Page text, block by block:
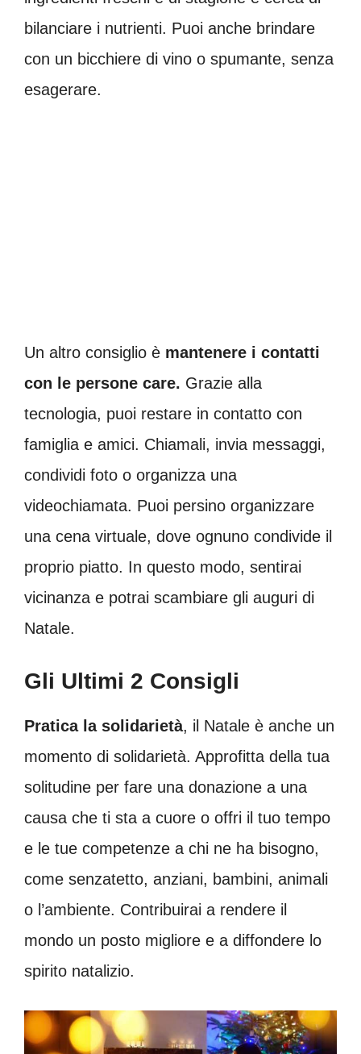
bilanciare i nutrienti. Puoi anche brindare
con un bicchiere di vino o spumante, senza
esagerare.
Un altro consiglio è mantenere i contatti
con le persone care. Grazie alla
tecnologia, puoi restare in contatto con
famiglia e amici. Chiamali, invia messaggi,
condividi foto o organizza una
videochiamata. Puoi persino organizzare
una cena virtuale, dove ognuno condivide il
proprio piatto. In questo modo, sentirai
vicinanza e potrai scambiare gli auguri di
Natale.
Gli Ultimi 2 Consigli
Pratica la solidarietà, il Natale è anche un
momento di solidarietà. Approfitta della tua
solitudine per fare una donazione a una
causa che ti sta a cuore o offri il tuo tempo
e le tue competenze a chi ne ha bisogno,
come senzatetto, anziani, bambini, animali
o l’ambiente. Contribuirai a rendere il
mondo un posto migliore e a diffondere lo
spirito natalizio.